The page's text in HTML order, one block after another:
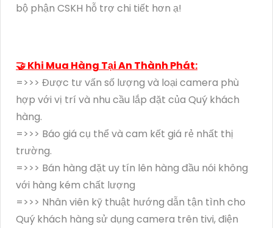
bộ phận CSKH hỗ trợ chi tiết hơn ạ!
🤝 Khi Mua Hàng Tại An Thành Phát:
=>>> Được tư vấn số lượng và loại camera phù
hợp với vị trí và nhu cầu lắp đặt của Quý khách
hàng.
=>>> Báo giá cụ thể và cam kết giá rẻ nhất thị
trường.
=>>> Bán hàng đặt uy tín lên hàng đầu nói không
với hàng kém chất lượng
=>>> Nhân viên kỹ thuật hướng dẫn tận tình cho
Quý khách hàng sử dụng camera trên tivi, điện